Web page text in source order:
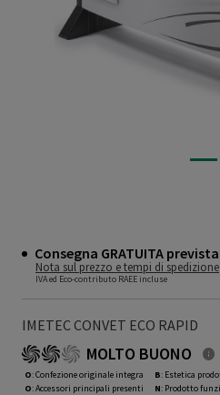
Consegna GRATUITA
Nota sul prezzo e tempi di spedizione
IVA ed Eco-contributo RAEE incluse
IMETEC CONVET ECO RAPID
MOLTO BUONO
O: Confezione originale integra
O: Accessori principali presenti
B: Estetica
N: Prodotto